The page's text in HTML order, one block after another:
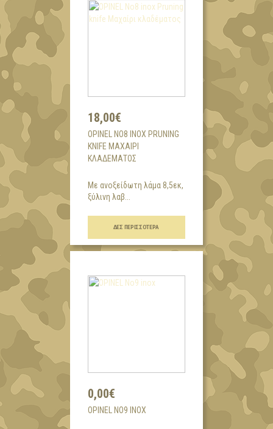
18,00€
OPINEL NO8 INOX PRUNING
KNIFE ΜΑΧΑΊΡΙ
ΚΛΑΔΈΜΑΤΟΣ
Με ανοξείδωτη λάμα 8,5εκ,
ξύλινη λαβ...
ΔΕΣ ΠΕΡΙΣΣΌΤΕΡΑ
0,00€
OPINEL NO9 INOX